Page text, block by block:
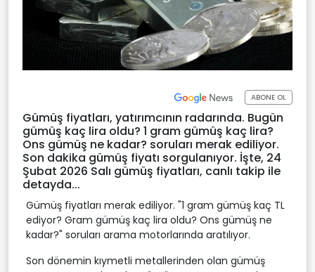
ABONE OL
Gümüş fiyatları, yatırımcının radarında. Bugün
gümüş kaç lira oldu? 1 gram gümüş kaç lira?
Ons gümüş ne kadar? soruları merak ediliyor.
Son dakika gümüş fiyatı sorgulanıyor. İşte, 24
Şubat 2026 Salı gümüş fiyatları, canlı takip ile
detayda...
Gümüş fiyatları merak ediliyor. "1 gram gümüş kaç TL
ediyor? Gram gümüş kaç lira oldu? Ons gümüş ne
kadar?" soruları arama motorlarında aratılıyor.
Son dönemin kıymetli metallerinden olan gümüş